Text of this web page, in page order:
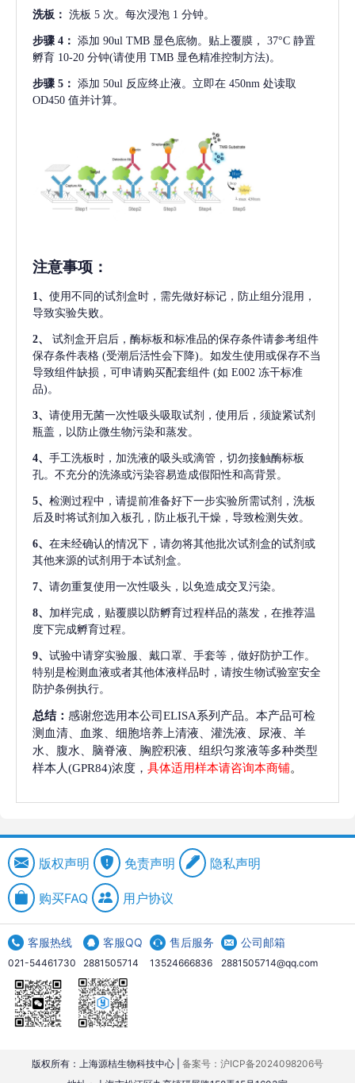
洗板： 洗板 5 次。每次浸泡 1 分钟。
步骤 4： 添加 90ul TMB 显色底物。贴上覆膜， 37°C 静置
孵育 10-20 分钟(请使用 TMB 显色精准控制方法)。
步骤 5： 添加 50ul 反应终止液。立即在 450nm 处读取
OD450 值并计算。
注意事项 ：
1、 使用不同的试剂盒时，需先做好标记，防止组分混用，
导致实验失败。
2、
试剂盒开启后，酶标板和标准品的保存条件请参考组件
保存条件表格 (受潮后活性会下降)。如发生使用或保存不当
导致组件缺损，可申请购买配套组件 (如 E002 冻干标准
品)。
3、 请使用无菌一次性吸头吸取试剂，使用后，须旋紧试剂
瓶盖，以防止微生物污染和蒸发。
4、 手工洗板时，加洗液的吸头或滴管，切勿接触酶标板
孔。不充分的洗涤或污染容易造成假阳性和高背景。
5、 检测过程中，请提前准备好下一步实验所需试剂，洗板
后及时将试剂加入板孔，防止板孔干燥，导致检测失效。
6、 在未经确认的情况下，请勿将其他批次试剂盒的试剂或
其他来源的试剂用于本试剂盒。
7、 请勿重复使用一次性吸头，以免造成交叉污染。
8、 加样完成，贴覆膜以防孵育过程样品的蒸发，在推荐温
度下完成孵育过程。
9、 试验中请穿实验服、戴口罩、手套等，做好防护工作。
特别是检测血液或者其他体液样品时，请按生物试验室安全
防护条例执行。
总结： 感谢您选用本公司ELISA系列产品。本产品可检
测血清、血浆、细胞培养上清液、灌洗液、尿液、羊
水、腹水、脑脊液、胸腔积液、组织匀浆液等多种类型
样本人(GPR84)浓度， 具体适用样本请咨询本商铺。
版权声明 免责声明 隐私声明
购买FAQ 用户协议
客服热线
021-54461730
客服QQ
2881505714
售后服务
13524666836
公司邮箱
2881505714@qq.com
版权所有：上海源桔生物科技中心 | 备案号：沪ICP备2024098206号